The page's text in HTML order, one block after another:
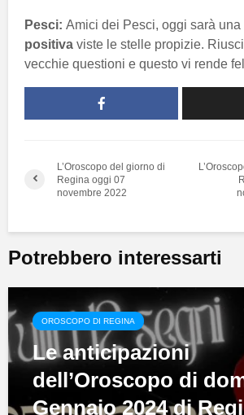
Pesci: Amici dei Pesci, oggi sarà una
positiva viste le stelle propizie.
vecchie questioni e questo vi rende
L’Oroscopo del giorno di
Regina oggi 07
novembre 2022
Potrebbero interessarti
OROSCOPO DI REGINA
Le anticipazioni
dell’Oroscopo di
Gennaio 2024 di